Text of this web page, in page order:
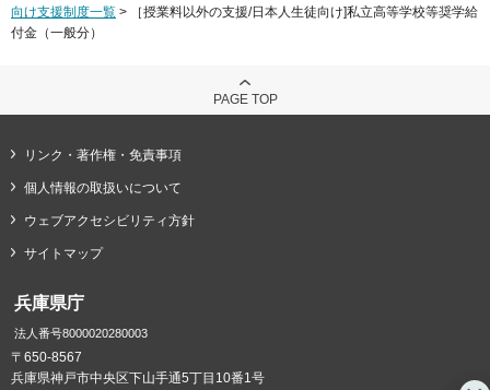
向け支援制度一覧 > ［授業料以外の支援/日本人生徒向け]私立高等学校等奨学給
付金（一般分）
PAGE TOP
リンク・著作権・免責事項
個人情報の取扱いについて
ウェブアクセシビリティ方針
サイトマップ
兵庫県庁
法人番号8000020280003
〒650-8567
兵庫県神戸市中央区下山手通5丁目10番1号